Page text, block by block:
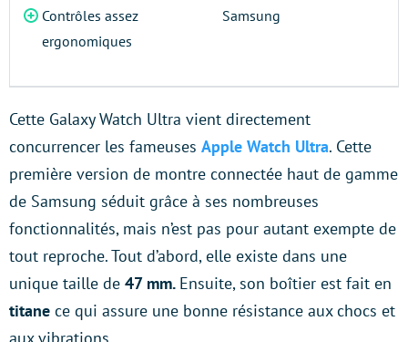
Contrôles assez
ergonomiques
Samsung
Cette Galaxy Watch Ultra vient directement
concurrencer les fameuses Apple Watch Ultra. Cette
première version de montre connectée haut de gamme
de Samsung séduit grâce à ses nombreuses
fonctionnalités, mais n’est pas pour autant exempte de
tout reproche. Tout d’abord, elle existe dans une
unique taille de 47 mm. Ensuite, son boîtier est fait en
titane ce qui assure une bonne résistance aux chocs et